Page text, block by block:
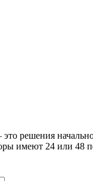
решения
имеют 24 или 48